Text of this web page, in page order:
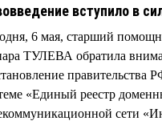
вступило в
6 мая, старший
ТУЛЕВА обратила
«Единый реестр
сети